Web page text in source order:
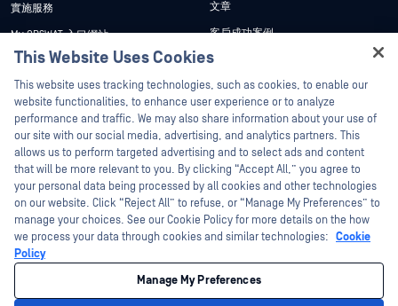
實施服務
My OPSWAT 入口網站
技術檔案
訓練
漏洞通報計畫
合作夥伴
認證
技術合作夥伴
管道合作夥伴計劃
文章
客戶成功案例
新聞稿
新聞報導
網路研討會
產品型錄
白皮書
免費工具
©2026OPSWAT . 保留所有權利。OPSWAT、MetaDefender、Metascan、
MetaAccess、OPSWAT 、Trust no File. Trust No Device.、OPSWAT 、Protecting the
World's Critical Infrastructure、Deep CDR™ Technology、InQuest、InQuest標誌、
DFI、RetroHunt、Deep File Inspection 及 Join the Hunt 均為OPSWAT 之商標。第三
This Website Uses Cookies
This website uses tracking technologies, such as cookies, to enable our
website functionalities, to enhance user experience or to analyze
performance and traffic. We may also share information about your use of
our site with our social media, advertising, and analytics partners. This
allows us to perform targeted advertising and to select ads and content
that will be more relevant to you. By clicking “Accept All,” you agree to
your personal data being processed by all cookies and other technologies
on our website. Click “Reject All” to refuse, or “Manage My Preferences” to
manage your choices. See our Cookie Policy for more details on the how
we process your data through cookies and similar technologies: Cookie
Policy
Manage My Preferences
Hey there!
I'm Ozzy, your OPSWAT virtual assistant.
How can I help you secure what's critical
today?